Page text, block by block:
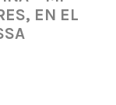
EN EL